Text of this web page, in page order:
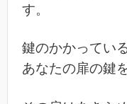
す。
鍵のかかってい
あなたの扉の鍵